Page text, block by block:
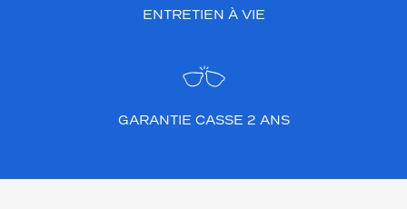
ENTRETIEN À VIE
GARANTIE CASSE 2 ANS